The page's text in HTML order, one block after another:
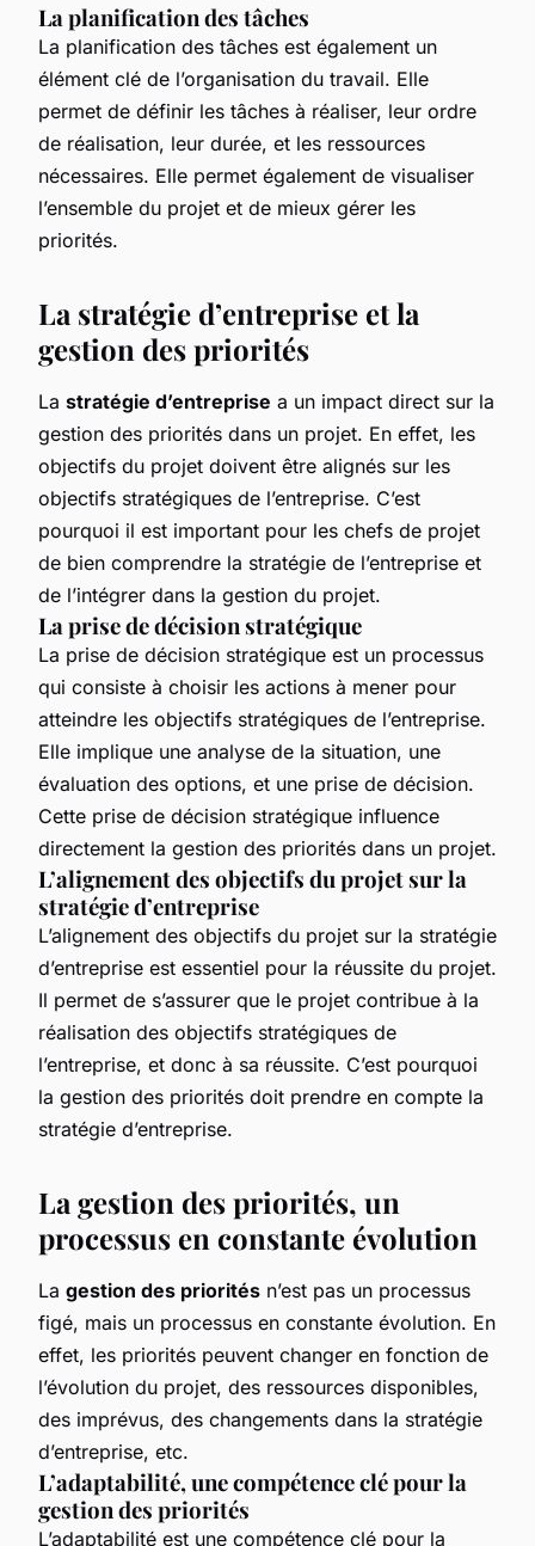
La planification des tâches
La planification des tâches est également un
élément clé de l’organisation du travail. Elle
permet de définir les tâches à réaliser, leur ordre
de réalisation, leur durée, et les ressources
nécessaires. Elle permet également de visualiser
l’ensemble du projet et de mieux gérer les
priorités.
La stratégie d’entreprise et la
gestion des priorités
La stratégie d’entreprise a un impact direct sur la
gestion des priorités dans un projet. En effet, les
objectifs du projet doivent être alignés sur les
objectifs stratégiques de l’entreprise. C’est
pourquoi il est important pour les chefs de projet
de bien comprendre la stratégie de l’entreprise et
de l’intégrer dans la gestion du projet.
La prise de décision stratégique
La prise de décision stratégique est un processus
qui consiste à choisir les actions à mener pour
atteindre les objectifs stratégiques de l’entreprise.
Elle implique une analyse de la situation, une
évaluation des options, et une prise de décision.
Cette prise de décision stratégique influence
directement la gestion des priorités dans un projet.
L’alignement des objectifs du projet sur la
stratégie d’entreprise
L’alignement des objectifs du projet sur la stratégie
d’entreprise est essentiel pour la réussite du projet.
Il permet de s’assurer que le projet contribue à la
réalisation des objectifs stratégiques de
l’entreprise, et donc à sa réussite. C’est pourquoi
la gestion des priorités doit prendre en compte la
stratégie d’entreprise.
La gestion des priorités, un
processus en constante évolution
La gestion des priorités n’est pas un processus
figé, mais un processus en constante évolution. En
effet, les priorités peuvent changer en fonction de
l’évolution du projet, des ressources disponibles,
des imprévus, des changements dans la stratégie
d’entreprise, etc.
L’adaptabilité, une compétence clé pour la
gestion des priorités
L’adaptabilité est une compétence clé pour la